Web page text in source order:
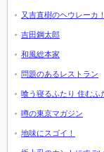
又吉直樹のヘウレーカ！
吉田鋼太郎
和風総本家
問題のあるレストラン
喰う寝るふたり 住むふ
噂の東京マガジン
地味にスゴイ！